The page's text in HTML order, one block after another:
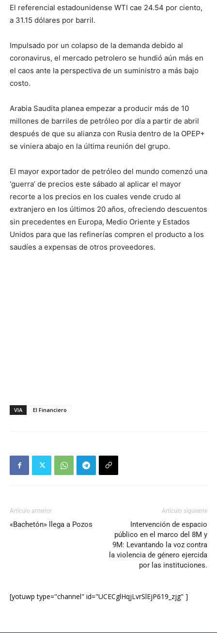
El referencial estadounidense WTI cae 24.54 por ciento,
a 31.15 dólares por barril.
Impulsado por un colapso de la demanda debido al
coronavirus, el mercado petrolero se hundió aún más en
el caos ante la perspectiva de un suministro a más bajo
costo.
Arabia Saudita planea empezar a producir más de 10
millones de barriles de petróleo por día a partir de abril
después de que su alianza con Rusia dentro de la OPEP+
se viniera abajo en la última reunión del grupo.
El mayor exportador de petróleo del mundo comenzó una
‘guerra’ de precios este sábado al aplicar el mayor
recorte a los precios en los cuales vende crudo al
extranjero en los últimos 20 años, ofreciendo descuentos
sin precedentes en Europa, Medio Oriente y Estados
Unidos para que las refinerías compren el producto a los
saudíes a expensas de otros proveedores.
VIA El Financiero
Artículo anterior
«Bachetón» llega a Pozos
Artículo siguiente
Intervención de espacio
público en el marco del 8M y
9M: Levantando la voz contra
la violencia de género ejercida
por las instituciones.
[yotuwp type="channel" id="UCECglHqjLvrSlEjP619_zjg" ]